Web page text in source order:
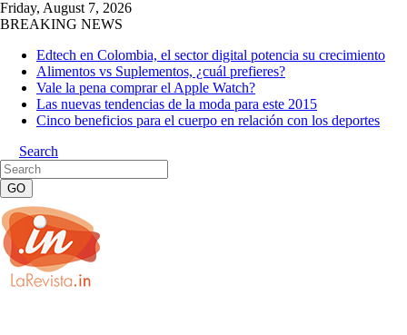
Friday, August 7, 2026
BREAKING NEWS
Edtech en Colombia, el sector digital potencia su crecimiento
Alimentos vs Suplementos, ¿cuál prefieres?
Vale la pena comprar el Apple Watch?
Las nuevas tendencias de la moda para este 2015
Cinco beneficios para el cuerpo en relación con los deportes
Search